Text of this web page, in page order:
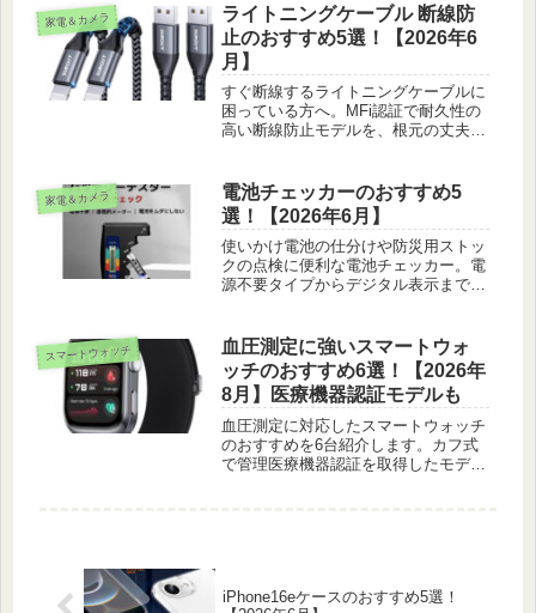
す。
家電＆カメラ
ライトニングケーブル 断線防
止のおすすめ5選！【2026年6
月】
すぐ断線するライトニングケーブルに
困っている方へ。MFi認証で耐久性の
高い断線防止モデルを、根元の丈夫さ
整理しました。
家電＆カメラ
電池チェッカーのおすすめ5
選！【2026年6月】
使いかけ電池の仕分けや防災用ストッ
クの点検に便利な電池チェッカー。電
源不要タイプからデジタル表示まで5
スマートウォッチ
血圧測定に強いスマートウォ
ッチのおすすめ6選！【2026年
8月】医療機器認証モデルも
血圧測定に対応したスマートウォッチ
のおすすめを6台紹介します。カフ式
で管理医療機器認証を取得したモデル
iPhone16eケースのおすすめ5選！